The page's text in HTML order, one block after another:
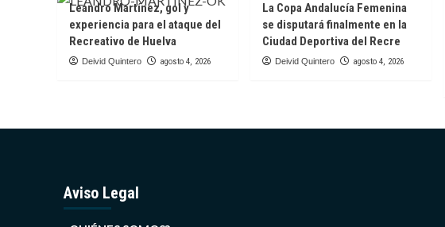
Leandro Martínez, gol y
experiencia para el ataque del
Recreativo de Huelva
Deivid Quintero agosto 4, 2026
La Copa Andalucía Femenina
se disputará finalmente en la
Ciudad Deportiva del Recre
Deivid Quintero agosto 4, 2026
Aviso Legal